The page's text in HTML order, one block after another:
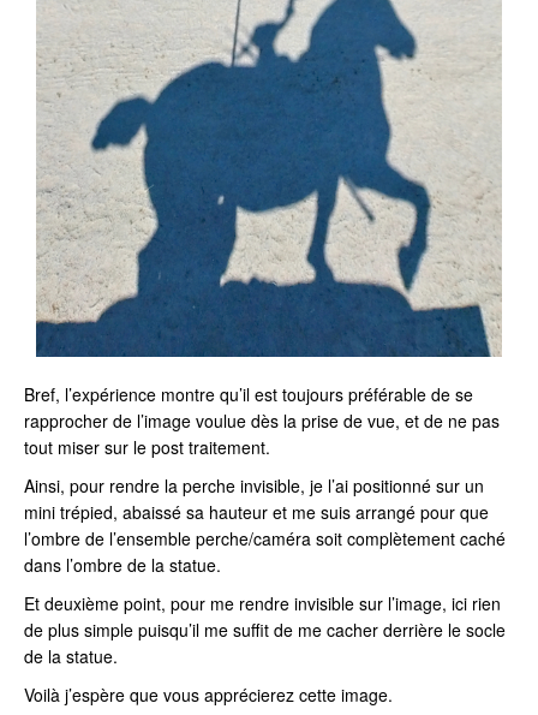
Bref, l’expérience montre qu’il est toujours préférable de se
rapprocher de l’image voulue dès la prise de vue, et de ne pas
tout miser sur le post traitement.
Ainsi, pour rendre la perche invisible, je l’ai positionné sur un
mini trépied, abaissé sa hauteur et me suis arrangé pour que
l’ombre de l’ensemble perche/caméra soit complètement caché
dans l’ombre de la statue.
Et deuxième point, pour me rendre invisible sur l’image, ici rien
de plus simple puisqu’il me suffit de me cacher derrière le socle
de la statue.
Voilà j’espère que vous apprécierez cette image.